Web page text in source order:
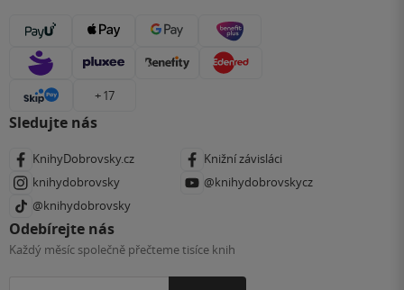
+ 17
Sledujte nás
KnihyDobrovsky.cz
Knižní závisláci
knihydobrovsky
@knihydobrovskycz
@knihydobrovsky
Odebírejte nás
Každý měsíc společně přečteme tisíce knih